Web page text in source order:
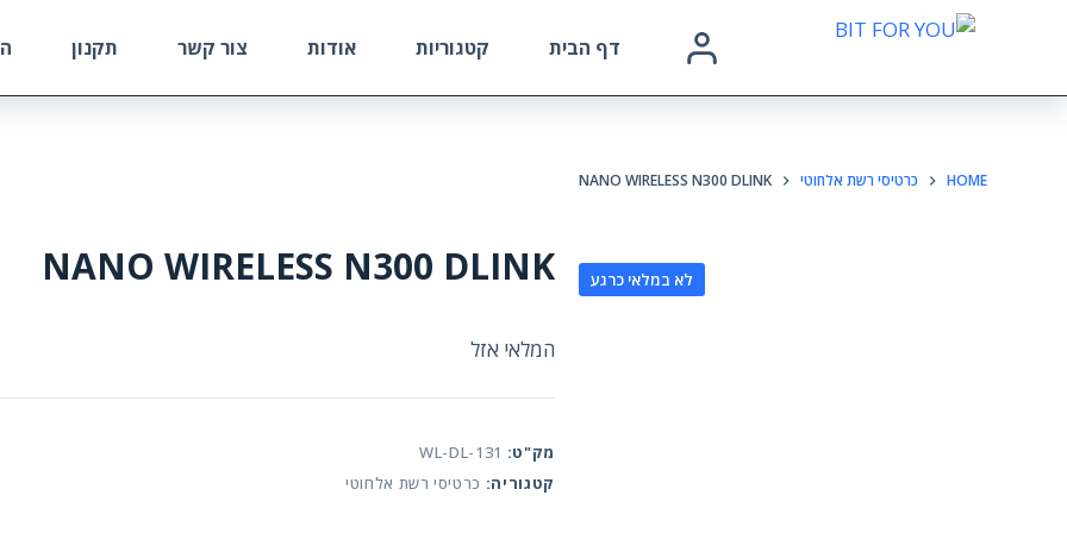
דף הבית קטגוריות אודות צור קשר תקנון
HOME כרטיסי רשת אלחוטי NANO WIRELESS N300 DLINK
לא במלאי כרגע NANO WIRELESS N300 DLINK
המלאי אזל
מק"ט: WL-DL-131
קטגוריה: כרטיסי רשת אלחוטי